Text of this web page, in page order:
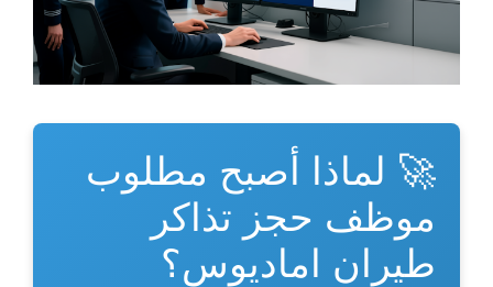
🚀 لماذا أصبح مطلوب
موظف حجز تذاكر
طيران اماديوس؟